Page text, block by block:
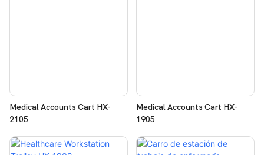
Medical Accounts Cart HX-
2105
Medical Accounts Cart HX-
1905